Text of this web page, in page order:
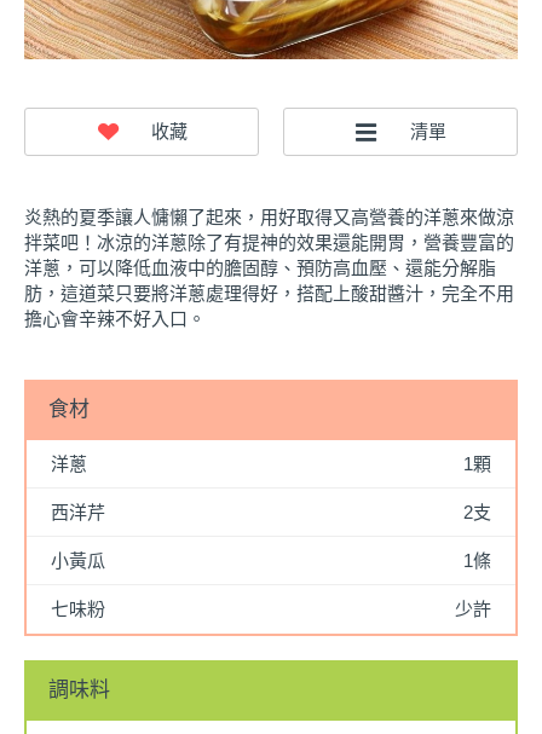
炎熱的夏季讓人慵懶了起來，用好取得又高營養的洋蔥來做涼
拌菜吧！冰涼的洋蔥除了有提神的效果還能開胃，營養豐富的
洋蔥，可以降低血液中的膽固醇、預防高血壓、還能分解脂
肪，這道菜只要將洋蔥處理得好，搭配上酸甜醬汁，完全不用
擔心會辛辣不好入口。
食材
洋蔥 1顆
西洋芹 2支
小黃瓜 1條
七味粉 少許
調味料